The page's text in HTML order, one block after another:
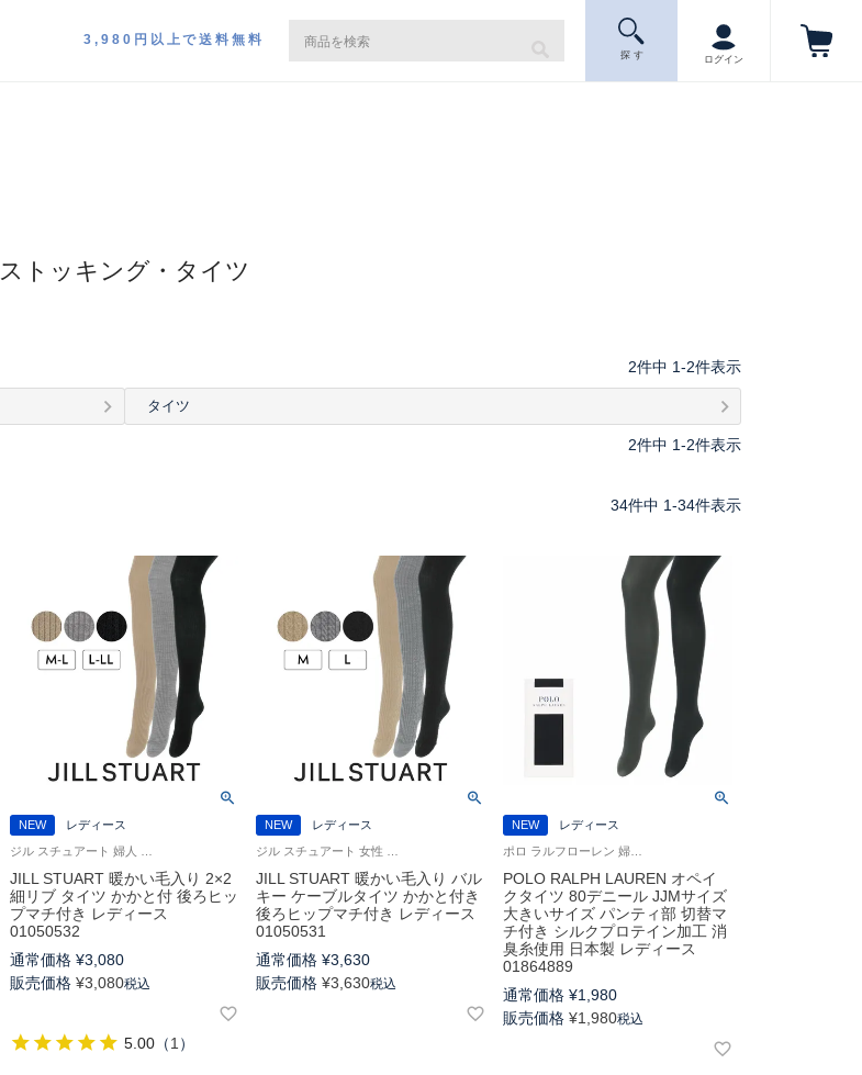
3,980円以上で送料無料
探 す ログイン
ストッキング・タイツ
2件中 1-2件表示
タイツ
2件中 1-2件表示
34件中 1-34件表示
NEW
レディース
JILL STUART 暖かい毛入り 2×2
細リブ タイツ かかと付 後ろヒッ
プマチ付き レディース
01050532
通常価格 ¥3,080
販売価格 ¥3,080税込
5.00（1 ）
NEW
レディース
JILL STUART 暖かい毛入り バル
キー ケーブルタイツ かかと付き
後ろヒップマチ付き レディース
01050531
通常価格 ¥3,630
販売価格 ¥3,630税込
NEW
レディース
POLO RALPH LAUREN オペイ
クタイツ 80デニール JJMサイズ
大きいサイズ パンティ部 切替マ
チ付き シルクプロテイン加工 消
臭糸使用 日本製 レディース
01864889
通常価格 ¥1,980
販売価格 ¥1,980税込